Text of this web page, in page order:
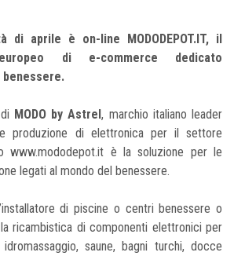
di aprile è on-line MODODEPOT.IT, il
di e-commerce dedicato
benessere.
MODO by Astrel, marchio italiano leader
produzione di elettronica per il settore
www.mododepot.it è la soluzione per le
legati al mondo del benessere.
di piscine o centri benessere o
ricambistica di componenti elettronici per
saune, bagni turchi, docce